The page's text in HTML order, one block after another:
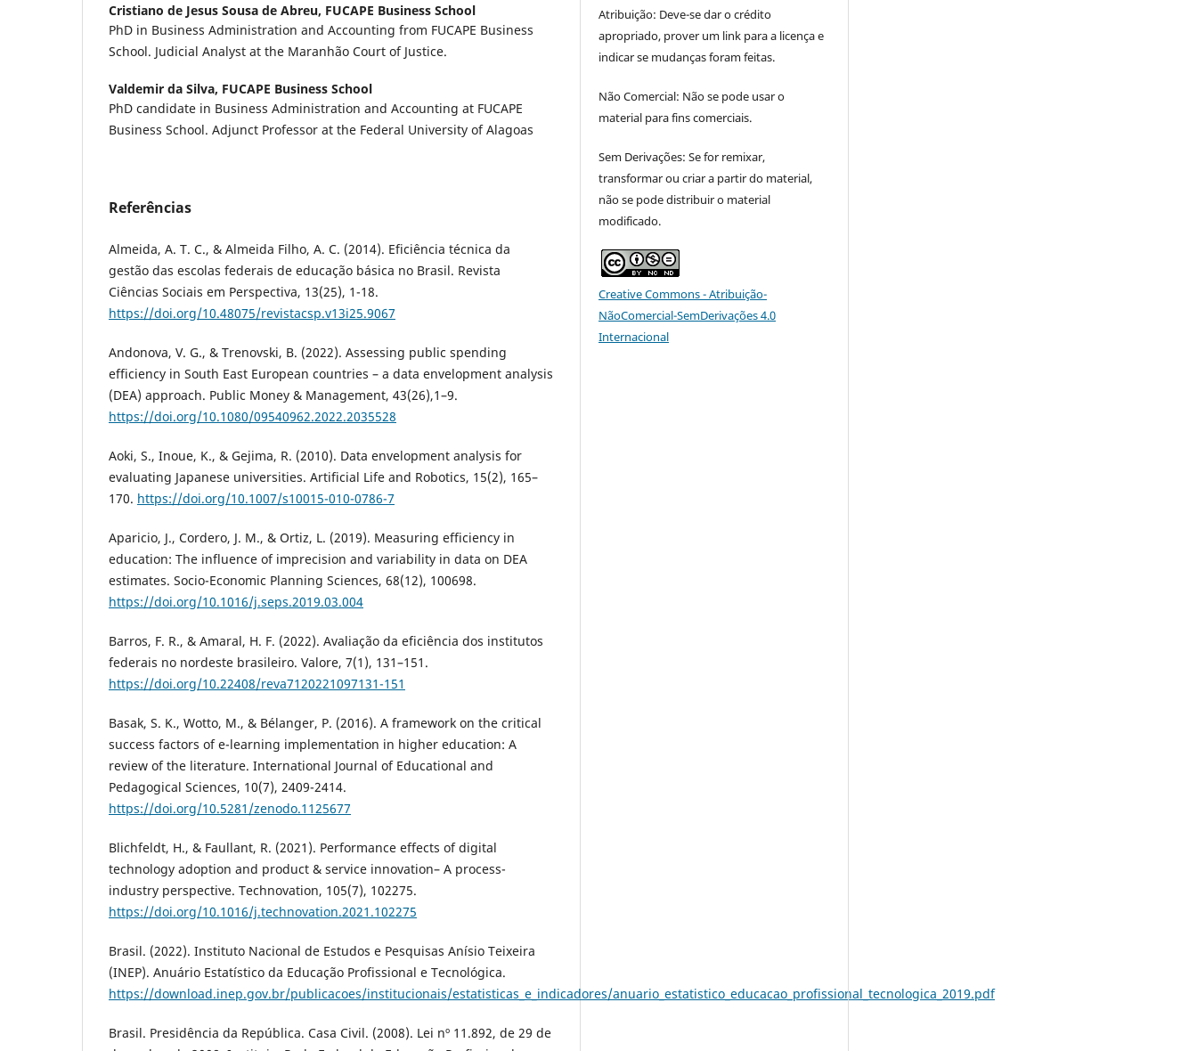
Cristiano de Jesus Sousa de Abreu, FUCAPE Business School
PhD in Business Administration and Accounting from FUCAPE Business
School. Judicial Analyst at the Maranhão Court of Justice.
Valdemir da Silva, FUCAPE Business School
PhD candidate in Business Administration and Accounting at FUCAPE
Business School. Adjunct Professor at the Federal University of Alagoas
Referências
Almeida, A. T. C., & Almeida Filho, A. C. (2014). Eficiência técnica da
gestão das escolas federais de educação básica no Brasil. Revista
Ciências Sociais em Perspectiva, 13(25), 1-18.
https://doi.org/10.48075/revistacsp.v13i25.9067
Andonova, V. G., & Trenovski, B. (2022). Assessing public spending
efficiency in South East European countries – a data envelopment analysis
(DEA) approach. Public Money & Management, 43(26),1–9.
https://doi.org/10.1080/09540962.2022.2035528
Aoki, S., Inoue, K., & Gejima, R. (2010). Data envelopment analysis for
evaluating Japanese universities. Artificial Life and Robotics, 15(2), 165–
170. https://doi.org/10.1007/s10015-010-0786-7
Aparicio, J., Cordero, J. M., & Ortiz, L. (2019). Measuring efficiency in
education: The influence of imprecision and variability in data on DEA
estimates. Socio-Economic Planning Sciences, 68(12), 100698.
https://doi.org/10.1016/j.seps.2019.03.004
Barros, F. R., & Amaral, H. F. (2022). Avaliação da eficiência dos institutos
federais no nordeste brasileiro. Valore, 7(1), 131–151.
https://doi.org/10.22408/reva7120221097131-151
Basak, S. K., Wotto, M., & Bélanger, P. (2016). A framework on the critical
success factors of e-learning implementation in higher education: A
review of the literature. International Journal of Educational and
Pedagogical Sciences, 10(7), 2409-2414.
https://doi.org/10.5281/zenodo.1125677
Blichfeldt, H., & Faullant, R. (2021). Performance effects of digital
technology adoption and product & service innovation– A process-
industry perspective. Technovation, 105(7), 102275.
https://doi.org/10.1016/j.technovation.2021.102275
Brasil. (2022). Instituto Nacional de Estudos e Pesquisas Anísio Teixeira
(INEP). Anuário Estatístico da Educação Profissional e Tecnológica.
https://download.inep.gov.br/publicacoes/institucionais/estatisticas_e_indicadores/anuario_estatistico_educacao_profissional_tecnologica_2019.pdf
Brasil. Presidência da República. Casa Civil. (2008). Lei nº 11.892, de 29 de
Atribuição: Deve-se dar o crédito
apropriado, prover um link para a licença e
indicar se mudanças foram feitas.
Não Comercial: Não se pode usar o
material para fins comerciais.
Sem Derivações: Se for remixar,
transformar ou criar a partir do material,
não se pode distribuir o material
modificado.
Creative Commons - Atribuição-
NãoComercial-SemDerivações 4.0
Internacional